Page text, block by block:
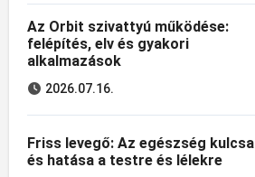
Az Orbit szivattyú működése:
felépítés, elv és gyakori
alkalmazások
2026.07.16.
Friss levegő: Az egészség kulcsa
és hatása a testre és lélekre